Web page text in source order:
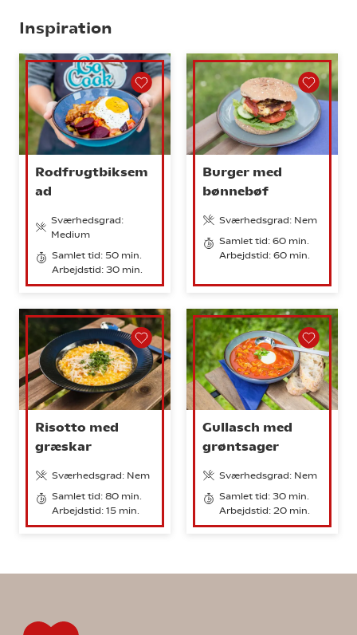
Inspiration
Rodfrugtbiksem
ad
Sværhedsgrad:
Medium
Samlet tid: 50 min.
Arbejdstid: 30 min.
Burger med
bønnebøf
Sværhedsgrad: Nem
Samlet tid: 60 min.
Arbejdstid: 60 min.
Risotto med
græskar
Sværhedsgrad: Nem
Samlet tid: 80 min.
Arbejdstid: 15 min.
Gullasch med
grøntsager
Sværhedsgrad: Nem
Samlet tid: 30 min.
Arbejdstid: 20 min.